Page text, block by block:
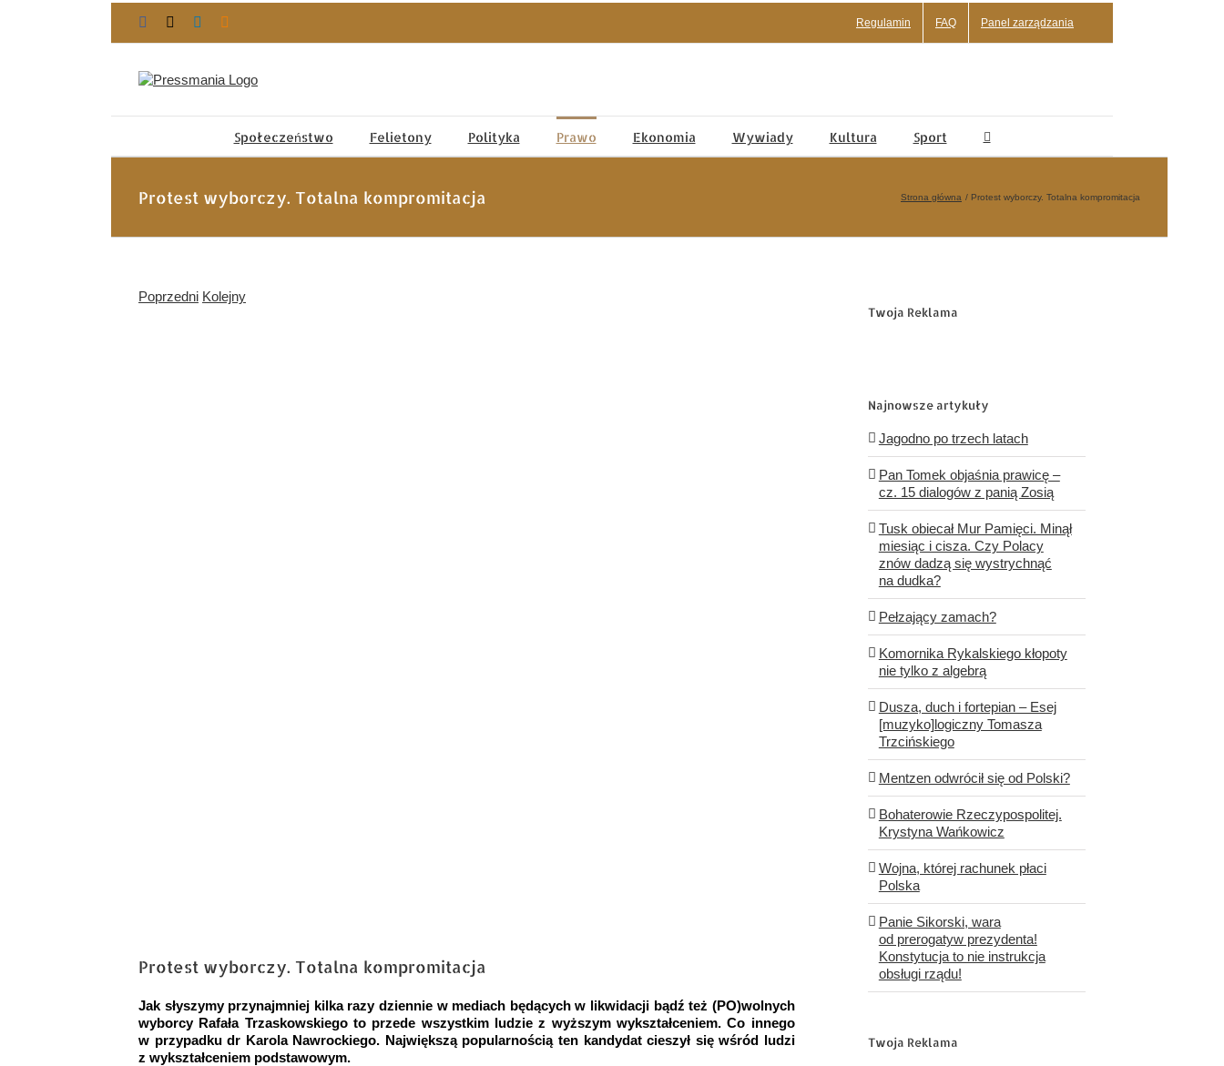
Facebook LinkedIn Regulamin FAQ Panel zarządzania
Społeczeństwo Felietony Polityka Prawo Ekonomia Wywiady Kultura Sport
Protest wyborczy. Totalna kompromitacja Strona główna Protest wyborczy. Totalna kompromitacja
Poprzedni Kolejny
Protest wyborczy. Totalna kompromitacja
Jak słyszymy przynajmniej kilka razy dziennie w mediach będących w likwidacji bądź też (PO)wolnych
wyborcy Rafała Trzaskowskiego to przede wszystkim ludzie z wyższym wykształceniem. Co innego
w przypadku dr Karola Nawrockiego. Największą popularnością ten kandydat cieszył się wśród ludzi
z wykształceniem podstawowym.
Twoja Reklama
Najnowsze artykuły
Jagodno po trzech latach
Pan Tomek objaśnia prawicę –
cz. 15 dialogów z panią Zosią
Tusk obiecał Mur Pamięci. Minął
miesiąc i cisza. Czy Polacy
znów dadzą się wystrychnąć
na dudka?
Pełzający zamach?
Komornika Rykalskiego kłopoty
nie tylko z algebrą
Dusza, duch i fortepian – Esej
[muzyko]logiczny Tomasza
Trzcińskiego
Mentzen odwrócił się od Polski?
Bohaterowie Rzeczypospolitej.
Krystyna Wańkowicz
Wojna, której rachunek płaci
Polska
Panie Sikorski, wara
od prerogatyw prezydenta!
Konstytucja to nie instrukcja
obsługi rządu!
Twoja Reklama